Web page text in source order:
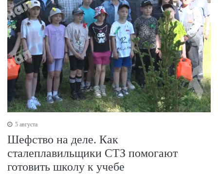
5 августа
Шефство на деле. Как
сталеплавильщики СТЗ помогают
готовить школу к учебе